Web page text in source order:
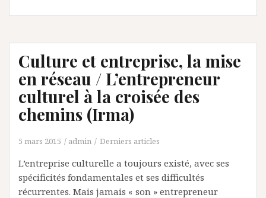
Culture et entreprise, la mise
en réseau / L’entrepreneur
culturel à la croisée des
chemins (Irma)
5 mars 2015 admin Derniers articles
L’entreprise culturelle a toujours existé, avec ses
spécificités fondamentales et ses difficultés
récurrentes. Mais jamais « son » entrepreneur